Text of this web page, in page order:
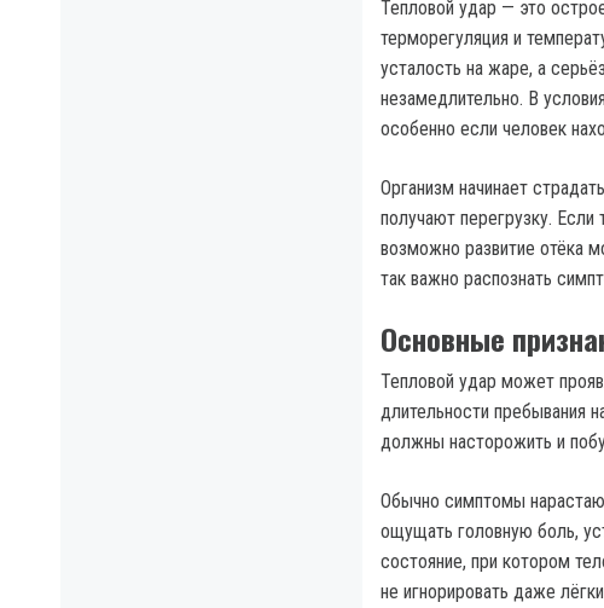
Тепловой удар — это
терморегуляция и
усталость на жаре, а
незамедлительно. В
особенно если человек
Организм начинает
получают перегрузку. Если
возможно развитие отёка
так важно распознать
Основные
Тепловой удар может
длительности пребывания
должны насторожить и
Обычно симптомы
ощущать головную боль,
состояние, при котором
не игнорировать даже